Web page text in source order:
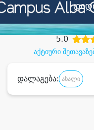
აქტიური
5.0
დალაგება: ახალი